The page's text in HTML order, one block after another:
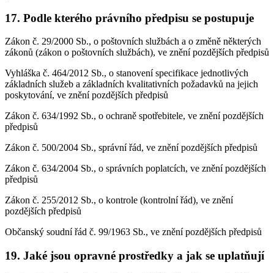
17. Podle kterého právního předpisu se postupuje
Zákon č. 29/2000 Sb., o poštovních službách a o změně některých
zákonů (zákon o poštovních službách), ve znění pozdějších předpisů
Vyhláška č. 464/2012 Sb., o stanovení specifikace jednotlivých
základních služeb a základních kvalitativních požadavků na jejich
poskytování, ve znění pozdějších předpisů
Zákon č. 634/1992 Sb., o ochraně spotřebitele, ve znění pozdějších
předpisů
Zákon č. 500/2004 Sb., správní řád, ve znění pozdějších předpisů
Zákon č. 634/2004 Sb., o správních poplatcích, ve znění pozdějších
předpisů
Zákon č. 255/2012 Sb., o kontrole (kontrolní řád), ve znění
pozdějších předpisů
Občanský soudní řád č. 99/1963 Sb., ve znění pozdějších předpisů
19. Jaké jsou opravné prostředky a jak se uplatňují